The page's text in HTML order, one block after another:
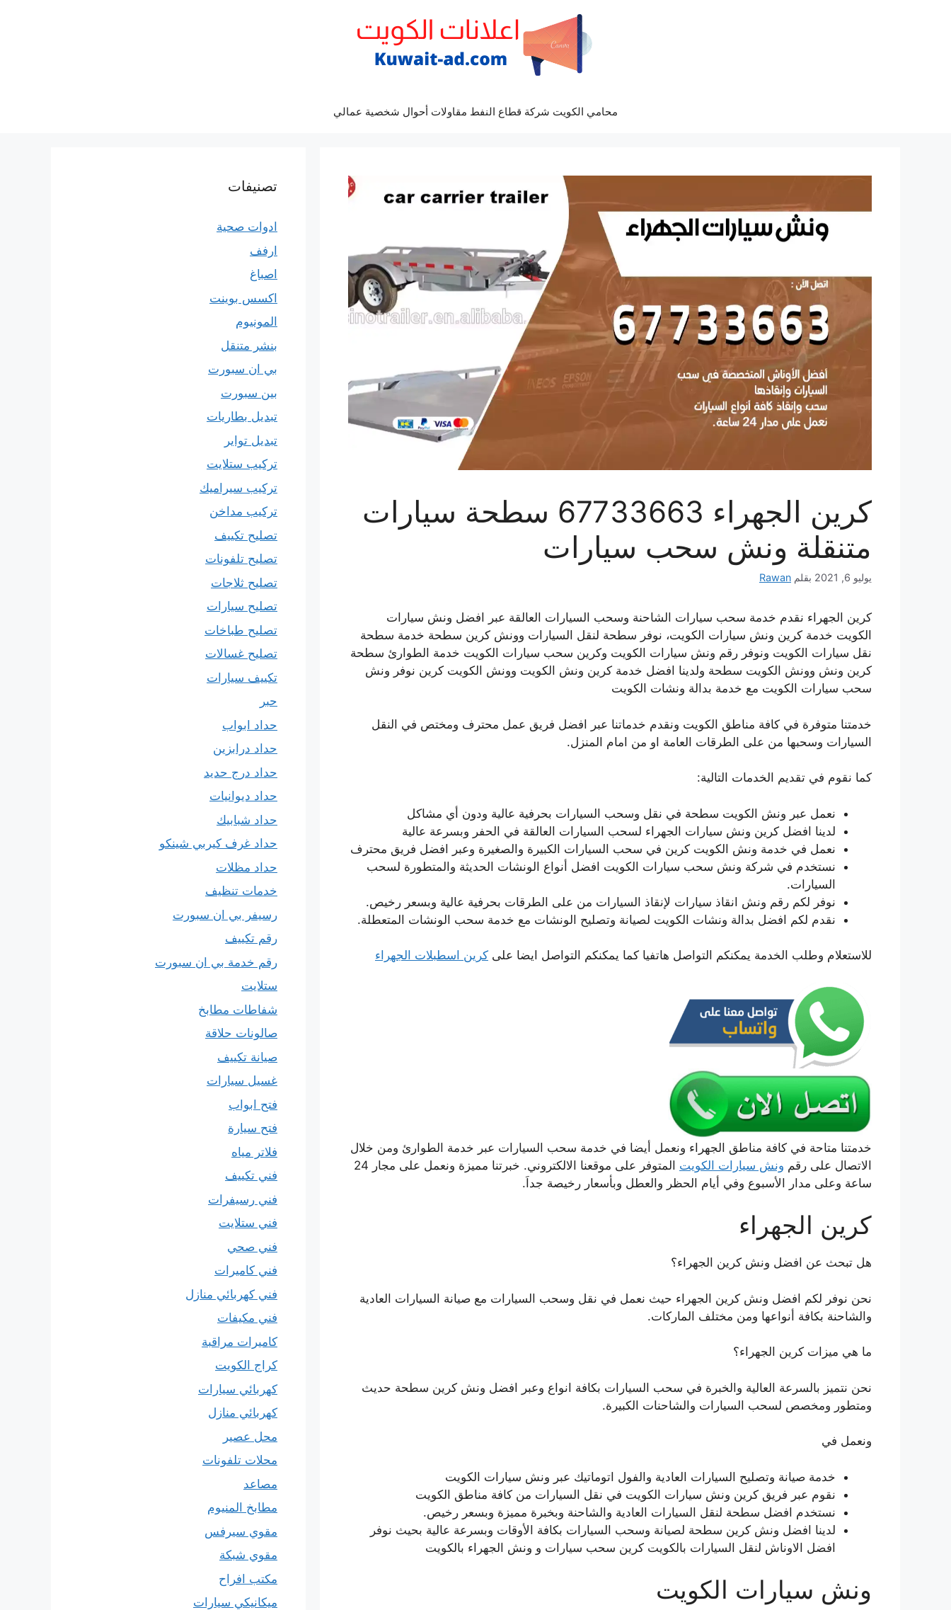
محامي الكويت شركة قطاع النفط مقاولات أحوال شخصية عمالي
كرين الجهراء 67733663 سطحة سيارات
متنقلة ونش سحب سيارات
يوليو 6, 2021 بقلم Rawan
كرين الجهراء نقدم خدمة سحب سيارات الشاحنة وسحب السيارات العالقة عبر افضل ونش سيارات
الكويت خدمة كرين ونش سيارات الكويت، نوفر سطحة لنقل السيارات وونش كرين سطحة خدمة سطحة
نقل سيارات الكويت ونوفر رقم ونش سيارات الكويت وكرين سحب سيارات الكويت خدمة الطوارئ سطحة
كرين ونش وونش الكويت سطحة ولدينا افضل خدمة كرين ونش الكويت وونش الكويت كرين نوفر ونش
سحب سيارات الكويت مع خدمة بدالة ونشات الكويت
خدمتنا متوفرة في كافة مناطق الكويت ونقدم خدماتنا عبر افضل فريق عمل محترف ومختص في النقل
السيارات وسحبها من على الطرقات العامة او من امام المنزل.
كما نقوم في تقديم الخدمات التالية:
نعمل عبر ونش الكويت سطحة في نقل وسحب السيارات بحرفية عالية ودون أي مشاكل
لدينا افضل كرين ونش سيارات الجهراء لسحب السيارات العالقة في الحفر وبسرعة عالية
نعمل في خدمة ونش الكويت كرين في سحب السيارات الكبيرة والصغيرة وعبر افضل فريق محترف
نستخدم في شركة ونش سحب سيارات الكويت افضل أنواع الونشات الحديثة والمتطورة لسحب
السيارات.
نوفر لكم رقم ونش انقاذ سيارات لإنقاذ السيارات من على الطرقات بحرفية عالية وبسعر رخيص.
نقدم لكم افضل بدالة ونشات الكويت لصيانة وتصليح الونشات مع خدمة سحب الونشات المتعطلة.
للاستعلام وطلب الخدمة يمكنكم التواصل هاتفيا كما يمكنكم التواصل ايضا على كرين اسطبلات الجهراء
خدمتنا متاحة في كافة مناطق الجهراء ونعمل أيضا في خدمة سحب السيارات عبر خدمة الطوارئ ومن خلال
الاتصال على رقم ونش سيارات الكويت
المتوفر على موقعنا الالكتروني. خبرتنا مميزة ونعمل على مجار 24
ساعة وعلى مدار الأسبوع وفي أيام الحظر والعطل وبأسعار رخيصة جداَ.
كرين الجهراء
هل تبحث عن افضل ونش كرين الجهراء؟
نحن نوفر لكم افضل ونش كرين الجهراء حيث نعمل في نقل وسحب السيارات مع صيانة السيارات العادية
والشاحنة بكافة أنواعها ومن مختلف الماركات.
ما هي ميزات كرين الجهراء؟
نحن نتميز بالسرعة العالية والخبرة في سحب السيارات بكافة انواع وعبر افضل ونش كرين سطحة حديث
ومتطور ومخصص لسحب السيارات والشاحنات الكبيرة.
ونعمل في
خدمة صيانة وتصليح السيارات العادية والفول اتوماتيك عبر ونش سيارات الكويت
نقوم عبر فريق كرين ونش سيارات الكويت في نقل السيارات من كافة مناطق الكويت
نستخدم افضل سطحة لنقل السيارات العادية والشاحنة وبخبرة مميزة وبسعر رخيص.
لدينا افضل ونش كرين سطحة لصيانة وسحب السيارات بكافة الأوقات وبسرعة عالية بحيث نوفر
افضل الاوناش لنقل السيارات بالكويت كرين سحب سيارات و ونش الجهراء بالكويت
ونش سيارات الكويت
تصنيفات
ادوات صحية
ارفف
اصباغ
اكسس بوينت
المونيوم
بنشر متنقل
بي ان سبورت
بين سبورت
تبديل بطاريات
تبديل تواير
تركيب ستلايت
تركيب سيراميك
تركيب مداخن
تصليح تكييف
تصليح تلفونات
تصليح ثلاجات
تصليح سيارات
تصليح طباخات
تصليح غسالات
تكييف سيارات
حبر
حداد ابواب
حداد درابزين
حداد درج حديد
حداد ديوانيات
حداد شبابيك
حداد غرف كيربي شينكو
حداد مظلات
خدمات تنظيف
رسيفر بي ان سبورت
رقم تكييف
رقم خدمة بي ان سبورت
ستلايت
شفاطات مطابخ
صالونات حلاقة
صيانة تكييف
غسيل سيارات
فتح ابواب
فتح سيارة
فلاتر مياه
فني تكييف
فني رسيفرات
فني ستلايت
فني صحي
فني كاميرات
فني كهربائي منازل
فني مكيفات
كاميرات مراقبة
كراج الكويت
كهربائي سيارات
كهربائي منازل
محل عصير
محلات تلفونات
مصاعد
مطابخ المنيوم
مقوي سيرفس
مقوي شبكة
مكتب افراح
ميكانيكي سيارات